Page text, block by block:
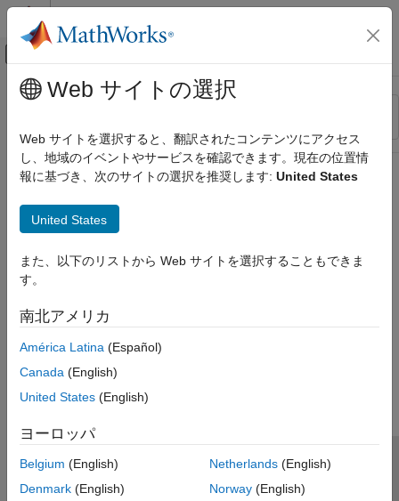
コンテンツへスキップ
オフキャンバス ナビゲーション メ
リソース
ステータス
メインコンテンツ
Web サイトの選択
Web サイトを選択すると、翻訳されたコンテンツにアクセス
し、地域のイベントやサービスを確認できます。現在の位置情
報に基づき、次のサイトの選択を推奨します: United States
United States
また、以下のリストから Web サイトを選択することもできま
す。
南北アメリカ
América Latina (Español)
Canada (English)
United States (English)
ヨーロッパ
Belgium (English)
Denmark (English)
Netherlands(English)
Norway(English)
トラストセンター
プライバシー ポリシー
違法コピー防止
アプリケーション ステータス